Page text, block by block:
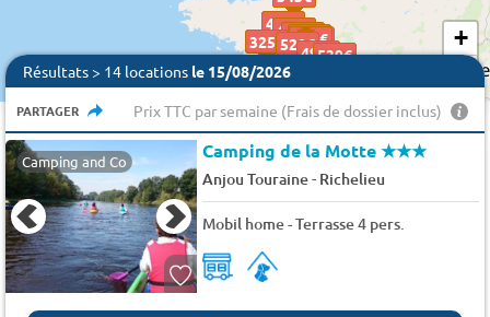
590 €
520€
539€
419€
498€
325€
494€
414€
283€
590€
520€
539€
419€
498€
325€
494€
414€
283€
590€
+
Résultats > 14 locations le 15/08/2026
PARTAGER Prix TTC par semaine (Frais de dossier inclus)
Camping and Co Camping de la Motte★★★
Anjou Touraine- Richelieu
Mobil home - Terrasse 4 pers.